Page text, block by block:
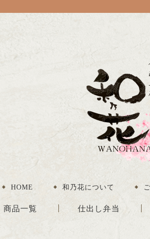
HOME 和乃花について
商品一覧 仕出し弁当